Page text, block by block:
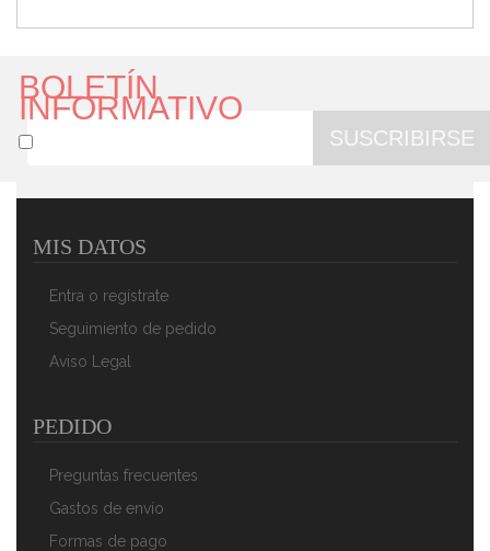
109,90 €
BOLETÍN
INFORMATIVO
SUSCRIBIRSE
MIS DATOS
Entra o regístrate
Seguimiento de pedido
Aviso Legal
PEDIDO
Preguntas frecuentes
Gastos de envío
Formas de pago